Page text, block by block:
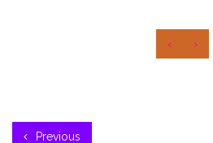
‹ ›
Previous